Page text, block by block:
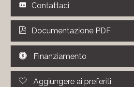
Contattaci
Documentazione PDF
Finanziamento
Aggiungere ai preferiti